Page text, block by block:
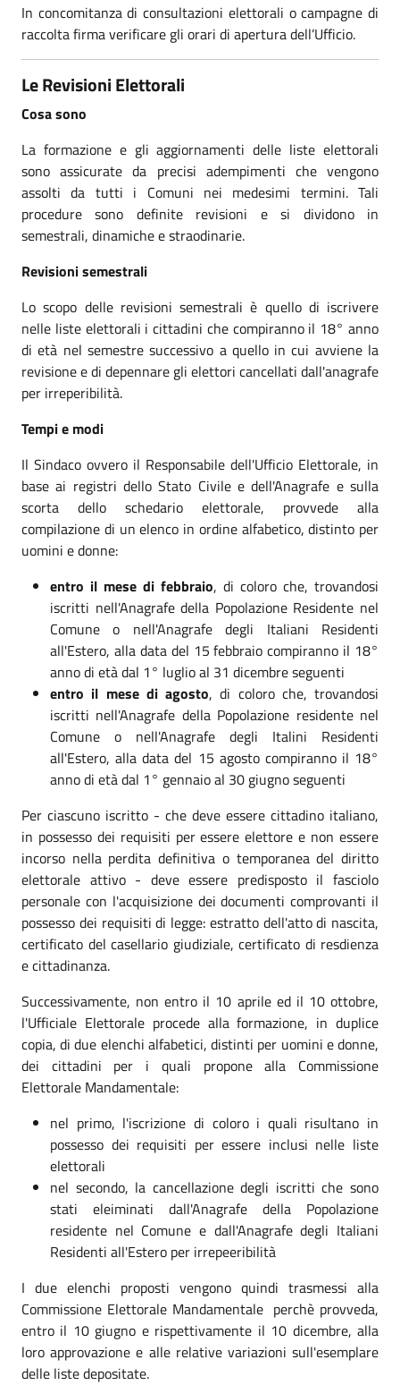
In concomitanza di consultazioni elettorali o campagne di
raccolta firma verificare gli orari di apertura dell’Ufficio.
Le Revisioni Elettorali
Cosa sono
La formazione e gli aggiornamenti delle liste elettorali
sono assicurate da precisi adempimenti che vengono
assolti da tutti i Comuni nei medesimi termini. Tali
procedure sono definite revisioni e si dividono in
semestrali, dinamiche e straodinarie.
Revisioni semestrali
Lo scopo delle revisioni semestrali è quello di iscrivere
nelle liste elettorali i cittadini che compiranno il 18° anno
di età nel semestre successivo a quello in cui avviene la
revisione e di depennare gli elettori cancellati dall'anagrafe
per irreperibilità.
Tempi e modi
Il Sindaco ovvero il Responsabile dell'Ufficio Elettorale, in
base ai registri dello Stato Civile e dell'Anagrafe e sulla
scorta dello schedario elettorale, provvede alla
compilazione di un elenco in ordine alfabetico, distinto per
uomini e donne:
entro il mese di febbraio, di coloro che, trovandosi
iscritti nell'Anagrafe della Popolazione Residente nel
Comune o nell'Anagrafe degli Italiani Residenti
all'Estero, alla data del 15 febbraio compiranno il 18°
anno di età dal 1° luglio al 31 dicembre seguenti
entro il mese di agosto, di coloro che, trovandosi
iscritti nell'Anagrafe della Popolazione residente nel
Comune o nell'Anagrafe degli Italini Residenti
all'Estero, alla data del 15 agosto compiranno il 18°
anno di età dal 1° gennaio al 30 giugno seguenti
Per ciascuno iscritto - che deve essere cittadino italiano,
in possesso dei requisiti per essere elettore e non essere
incorso nella perdita definitiva o temporanea del diritto
elettorale attivo - deve essere predisposto il fasciolo
personale con l'acquisizione dei documenti comprovanti il
possesso dei requisiti di legge: estratto dell'atto di nascita,
certificato del casellario giudiziale, certificato di resdienza
e cittadinanza.
Successivamente, non entro il 10 aprile ed il 10 ottobre,
l'Ufficiale Elettorale procede alla formazione, in duplice
copia, di due elenchi alfabetici, distinti per uomini e donne,
dei cittadini per i quali propone alla Commissione
Elettorale Mandamentale:
nel primo, l'iscrizione di coloro i quali risultano in
possesso dei requisiti per essere inclusi nelle liste
elettorali
nel secondo, la cancellazione degli iscritti che sono
stati eleiminati dall'Anagrafe della Popolazione
residente nel Comune e dall'Anagrafe degli Italiani
Residenti all'Estero per irrepeeribilità
I due elenchi proposti vengono quindi trasmessi alla
Commissione Elettorale Mandamentale perchè provveda,
entro il 10 giugno e rispettivamente il 10 dicembre, alla
loro approvazione e alle relative variazioni sull'esemplare
delle liste depositate.